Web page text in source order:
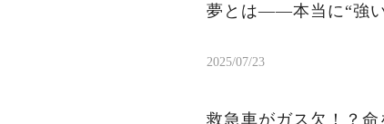
夢とは——本当に“強い
2025/07/23
救急車がガス欠！？